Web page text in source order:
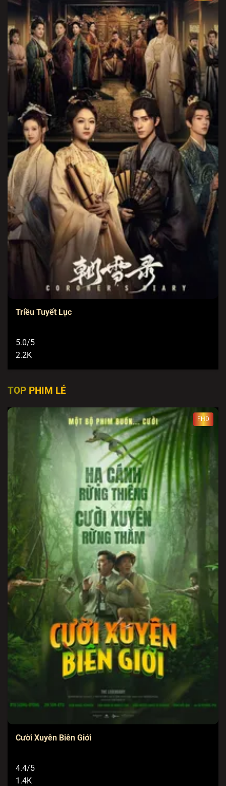
Triều Tuyết Lục
5.0/5
2.2K
TOP PHIM LẺ
FHD
Cười Xuyên Biên Giới
4.4/5
1.4K